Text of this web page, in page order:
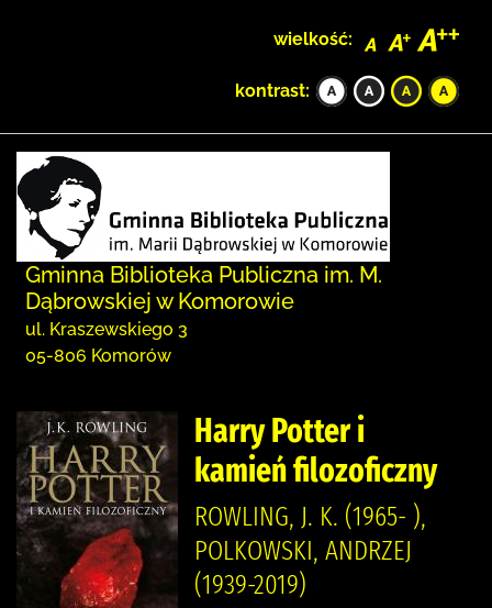
wielkość:
kontrast:
Gminna Biblioteka Publiczna im. M.
Dąbrowskiej w Komorowie
ul. Kraszewskiego 3
05-806 Komorów
Harry Potter i
kamień filozoficzny
ROWLING, J. K. (1965- ),
POLKOWSKI, ANDRZEJ
(1939-2019)